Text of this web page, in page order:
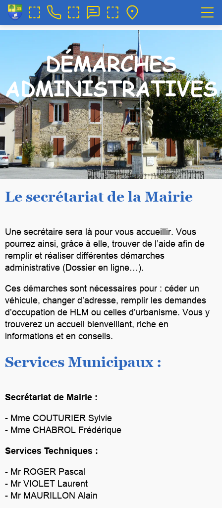
DÉMARCHES
ADMINISTRATIVES
Le secrétariat de la Mairie
Une secrétaire sera là pour vous accueillir. Vous
pourrez ainsi, grâce à elle, trouver de l’aide afin de
remplir et réaliser différentes démarches
administrative (Dossier en ligne…).
Ces démarches sont nécessaires pour : céder un
véhicule, changer d’adresse, remplir les demandes
d’occupation de HLM ou celles d’urbanisme. Vous y
trouverez un accueil bienveillant, riche en
informations et en conseils.
Services Municipaux :
Secrétariat de Mairie :
- Mme COUTURIER Sylvie
- Mme CHABROL Frédérique
Services Techniques :
- Mr ROGER Pascal
- Mr VIOLET Laurent
- Mr MAURILLON Alain